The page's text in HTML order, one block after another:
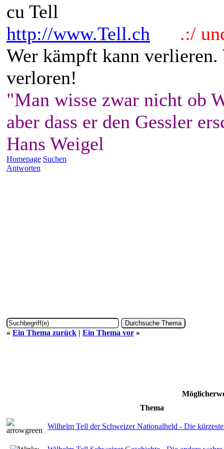
cu Tell
http://www.Tell.ch
.:/
Wer kämpft kann
verloren!
"Man wisse zwar nicht ob
aber dass er den Gessler
Hans Weigel
Homepage Suchen
Antworten
« Ein Thema zurück | Ein Thema vor »
Thema
Wilhelm Tell der Schweizer Nationalheld - Die